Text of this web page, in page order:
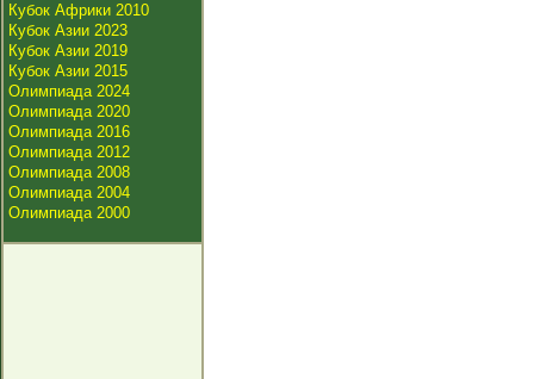
Кубок Африки 2010
Кубок Азии 2023
Кубок Азии 2019
Кубок Азии 2015
Олимпиада 2024
Олимпиада 2020
Олимпиада 2016
Олимпиада 2012
Олимпиада 2008
Олимпиада 2004
Олимпиада 2000